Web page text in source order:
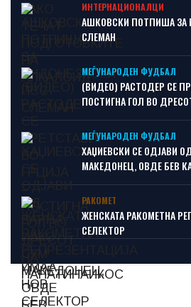
ИНТЕРНАЦИОНАЛЦИ
АШКОВСКИ ПОТПИША ЗА
СЛЕМАН
МЕЃУНАРОДЕН ФУДБАЛ
(ВИДЕО) РАСТОДЕР СЕ
ПОСТИГНА ГОЛ ВО
МЕЃУНАРОДЕН ФУДБАЛ
ХАЏИЕВСКИ СЕ ОДЈАВИ
МАКЕДОНЕЦ, ОВДЕ БЕВ
РАКОМЕТ
ЖЕНСКАТА РАКОМЕТНА
СЕЛЕКТОР